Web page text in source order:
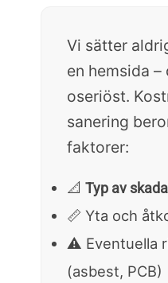
Vi sätter
en hemsida
oseriöst.
sanering
faktorer:
📐 Typ av skada
📏 Yta och
⚠️ Eventuella
(asbest, PCB)